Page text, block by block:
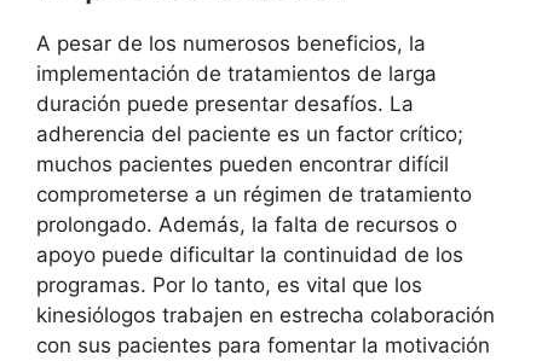
A pesar de los numerosos beneficios, la
implementación de tratamientos de larga
duración puede presentar desafíos. La
adherencia del paciente es un factor crítico;
muchos pacientes pueden encontrar difícil
comprometerse a un régimen de tratamiento
prolongado. Además, la falta de recursos o
apoyo puede dificultar la continuidad de los
programas. Por lo tanto, es vital que los
kinesiólogos trabajen en estrecha colaboración
con sus pacientes para fomentar la motivación